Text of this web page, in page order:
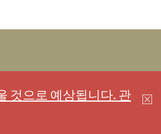
것으로 예상됩니다. 관